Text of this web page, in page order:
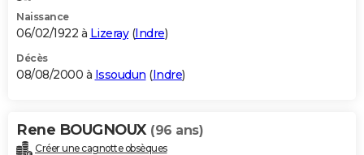
Naissance
06/02/1922 à Lizeray(Indre)
Décès
08/08/2000 à Issoudun (Indre)
Rene BOUGNOUX (96 ans)
Créer une cagnotte obsèques